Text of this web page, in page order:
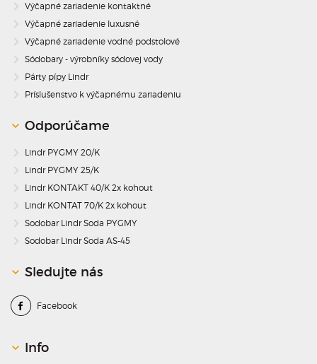
Výčapné zariadenie kontaktné
Výčapné zariadenie luxusné
Výčapné zariadenie vodné podstolové
Sódobary - výrobníky sódovej vody
Párty pípy Lindr
Príslušenstvo k výčapnému zariadeniu
Odporúčame
Lindr PYGMY 20/K
Lindr PYGMY 25/K
Lindr KONTAKT 40/K 2x kohout
Lindr KONTAT 70/K 2x kohout
Sodobar Lindr Soda PYGMY
Sodobar Lindr Soda AS-45
Sledujte nás
Facebook
Info